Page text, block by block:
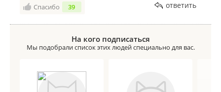
Спасибо 39 ответить
На кого подписаться
Мы подобрали список этих людей специально для вас.